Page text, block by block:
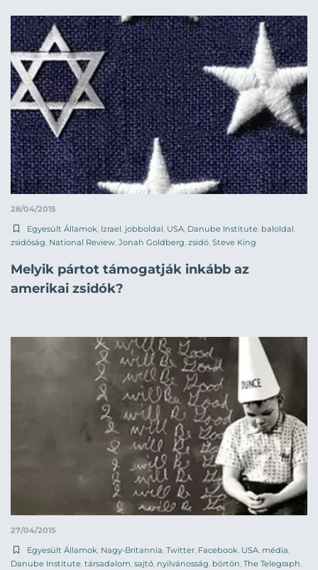
28/04/2015
Egyesült Államok, Izrael, jobboldal, USA, Danube Institute, baloldal,
zsidóság, National Review, Jonah Goldberg, zsidó, Steve King
Melyik pártot támogatják inkább az
amerikai zsidók?
27/04/2015
Egyesült Államok, Nagy-Britannia, Twitter, Facebook, USA, média,
Danube Institute, társadalom, sajtó, nyilvánosság, börtön, The Telegraph,